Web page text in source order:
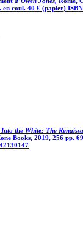
en coul. 40 € (papier)
Into the White: The
Books, 2019, 256 pp.